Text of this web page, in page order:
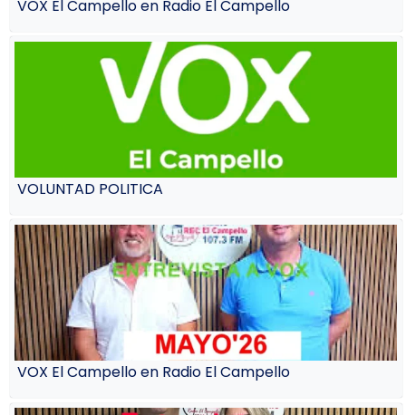
VOX El Campello en Radio El Campello
VOLUNTAD POLITICA
VOX El Campello en Radio El Campello